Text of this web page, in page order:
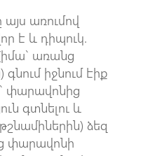
առումով
է և դիպուկ.
առանց
գնում իջնում էիք
փարավոնից
գտնելու և
ձեզ
փարավոնի